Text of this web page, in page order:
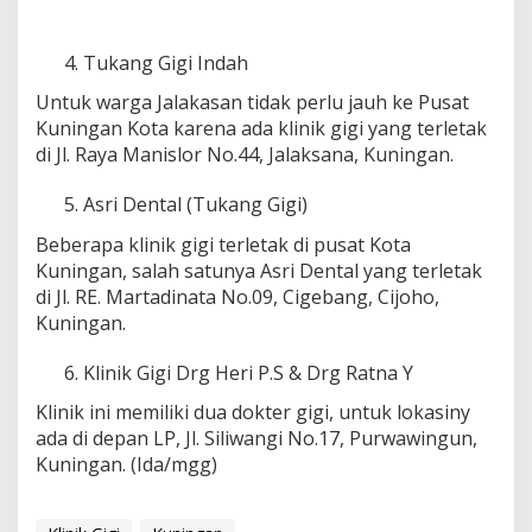
Tukang Gigi Indah
Untuk warga Jalakasan tidak perlu jauh ke Pusat
Kuningan Kota karena ada klinik gigi yang terletak
di Jl. Raya Manislor No.44, Jalaksana, Kuningan.
Asri Dental (Tukang Gigi)
Beberapa klinik gigi terletak di pusat Kota
Kuningan, salah satunya Asri Dental yang terletak
di Jl. RE. Martadinata No.09, Cigebang, Cijoho,
Kuningan.
Klinik Gigi Drg Heri P.S & Drg Ratna Y
Klinik ini memiliki dua dokter gigi, untuk lokasiny
ada di depan LP, Jl. Siliwangi No.17, Purwawingun,
Kuningan. (Ida/mgg)